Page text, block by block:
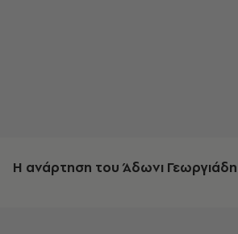
Η ανάρτηση του Άδωνι Γεωργιάδη